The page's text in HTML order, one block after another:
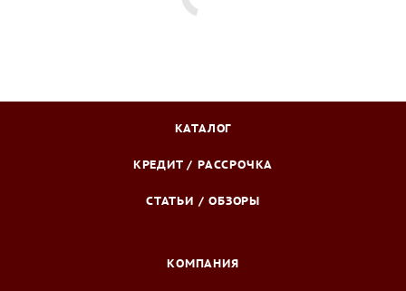
КАТАЛОГ
КРЕДИТ / РАССРОЧКА
СТАТЬИ / ОБЗОРЫ
КОМПАНИЯ